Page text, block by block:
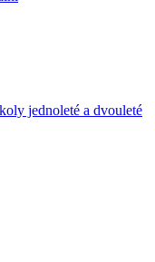
jednoleté a dvouleté